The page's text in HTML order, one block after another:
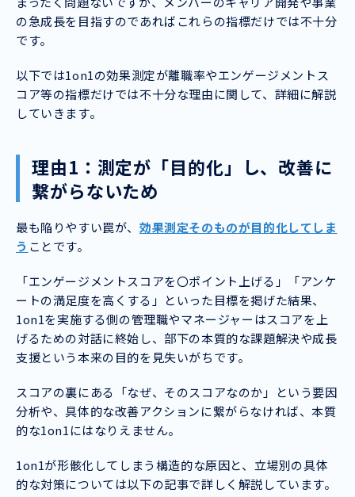
の急成長を目指すのであればこれらの指標だけでは不十分
です。
以下では1on1の効果測定が離職率やエンゲージメントス
コア等の指標だけでは不十分な理由に関して、詳細に解説
していきます。
理由1：測定が「目的化」し、改善に
繋がらないため
最も陥りやすい罠が、 効果測定そのものが目的化してしま
う ことです。
「エンゲージメントスコアを〇ポイント上げる」「アンケ
ートの満足度を高くする」といった目標を掲げた結果、
1on1を実施する側の管理職やマネージャーはスコアを上
げるための対話に終始し、部下の本質的な課題解決や成長
支援という本来の目的を見失いがちです。
スコアの裏にある「なぜ、そのスコアなのか」という要因
分析や、具体的な改善アクションに繋がらなければ、本質
的な1on1にはなりえません。
1on1が形骸化してしまう構造的な原因と、立場別の具体
的な対策については以下の記事で詳しく解説しています。